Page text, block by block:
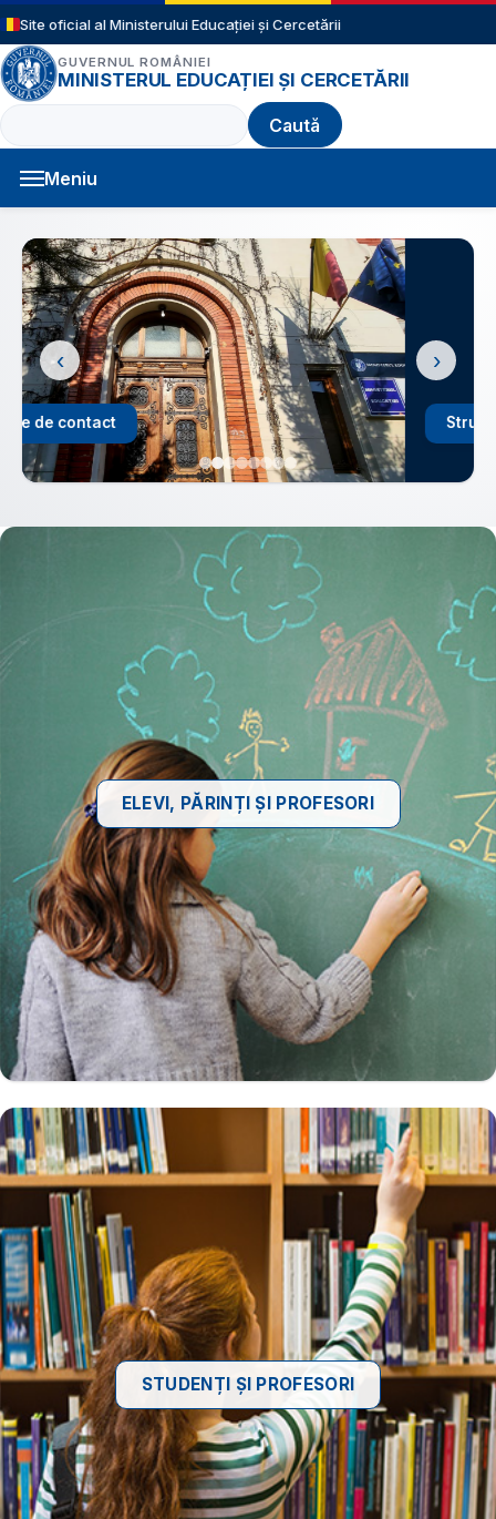
Sari la conținutul principal
Site oficial al Ministerului Educației și Cercetării
GUVERNUL ROMÂNIEI
MINISTERUL EDUCAȚIEI ȘI CERCETĂRII
Caută
Meniu
Structură an școlar 2026 - 2027
‹ ›
ELEVI, PĂRINȚI ȘI PROFESORI
STUDENȚI ȘI PROFESORI